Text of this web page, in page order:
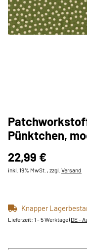
Patchworkstoff
Pünktchen,
22,99 €
inkl. 19% MwSt. , zzgl. Versand
Knapper
Lieferzeit: 1 - 5 Werktage(DE -